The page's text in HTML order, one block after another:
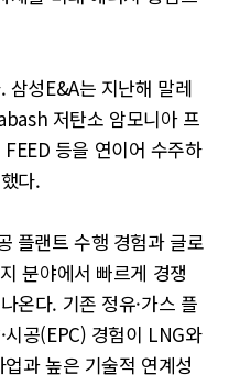
삼성E&A는 지난해 말레
저탄소 암모니아 프
등을 연이어 수주하
다.
플랜트 수행 경험과 글로
분야에서 빠르게 경쟁
온다. 기존 정유·가스 플
시공(EPC) 경험이 LNG와
과 높은 기술적 연계성